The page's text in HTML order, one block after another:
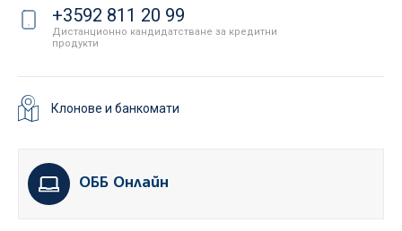
+3592 811 20 99
Дистанционно кандидатстване за кредитни
продукти
Клонове и банкомати
ОББ Онлайн